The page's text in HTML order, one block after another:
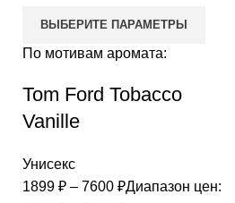
ВЫБЕРИТЕ ПАРАМЕТРЫ
По мотивам аромата:
Tom Ford Tobacco
Vanille
Унисекс
1899 ₽ – 7600 ₽Диапазон цен: